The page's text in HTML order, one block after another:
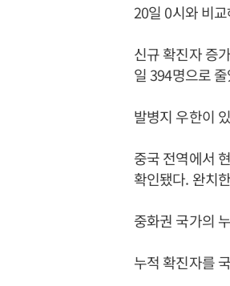
20일 0시와 비
신규 확진자 증
일 394명으로
발병지 우한이
중국 전역에서
확인됐다. 완치
중화권 국가의
누적 확진자를